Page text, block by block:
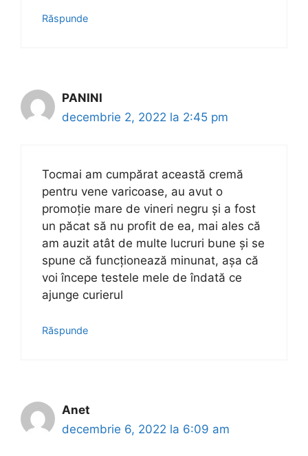
Răspunde
PANINI
decembrie 2, 2022 la 2:45 pm
Tocmai am cumpărat această cremă
pentru vene varicoase, au avut o
promoție mare de vineri negru și a fost
un păcat să nu profit de ea, mai ales că
am auzit atât de multe lucruri bune și se
spune că funcționează minunat, așa că
voi începe testele mele de îndată ce
ajunge curierul
Răspunde
Anet
decembrie 6, 2022 la 6:09 am